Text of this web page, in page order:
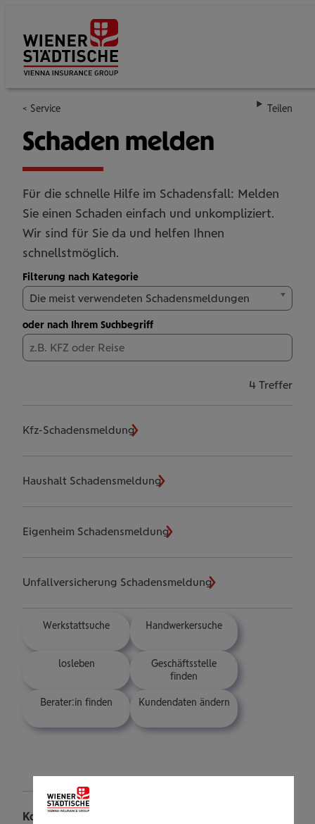
Service Teilen
Schaden melden
Für die schnelle Hilfe im Schadensfall: Melden
Sie einen Schaden einfach und unkompliziert.
Wir sind für Sie da und helfen Ihnen
schnellstmöglich.
Filterung nach Kategorie
Die meist verwendeten Schadensmeldungen
oder nach Ihrem Suchbegriff
4 Trefferfür
Ihre
Kfz-Schadensmeldung
Haushalt Schadensmeldung
Eigenheim Schadensmeldung
Unfallversicherung Schadensmeldung
Werk­statt­su­che Hand­wer­ker­su­che
los­le­ben
Geschäfts­stelle
finden
Berater:in finden Kun­den­da­ten ändern
Kontakt